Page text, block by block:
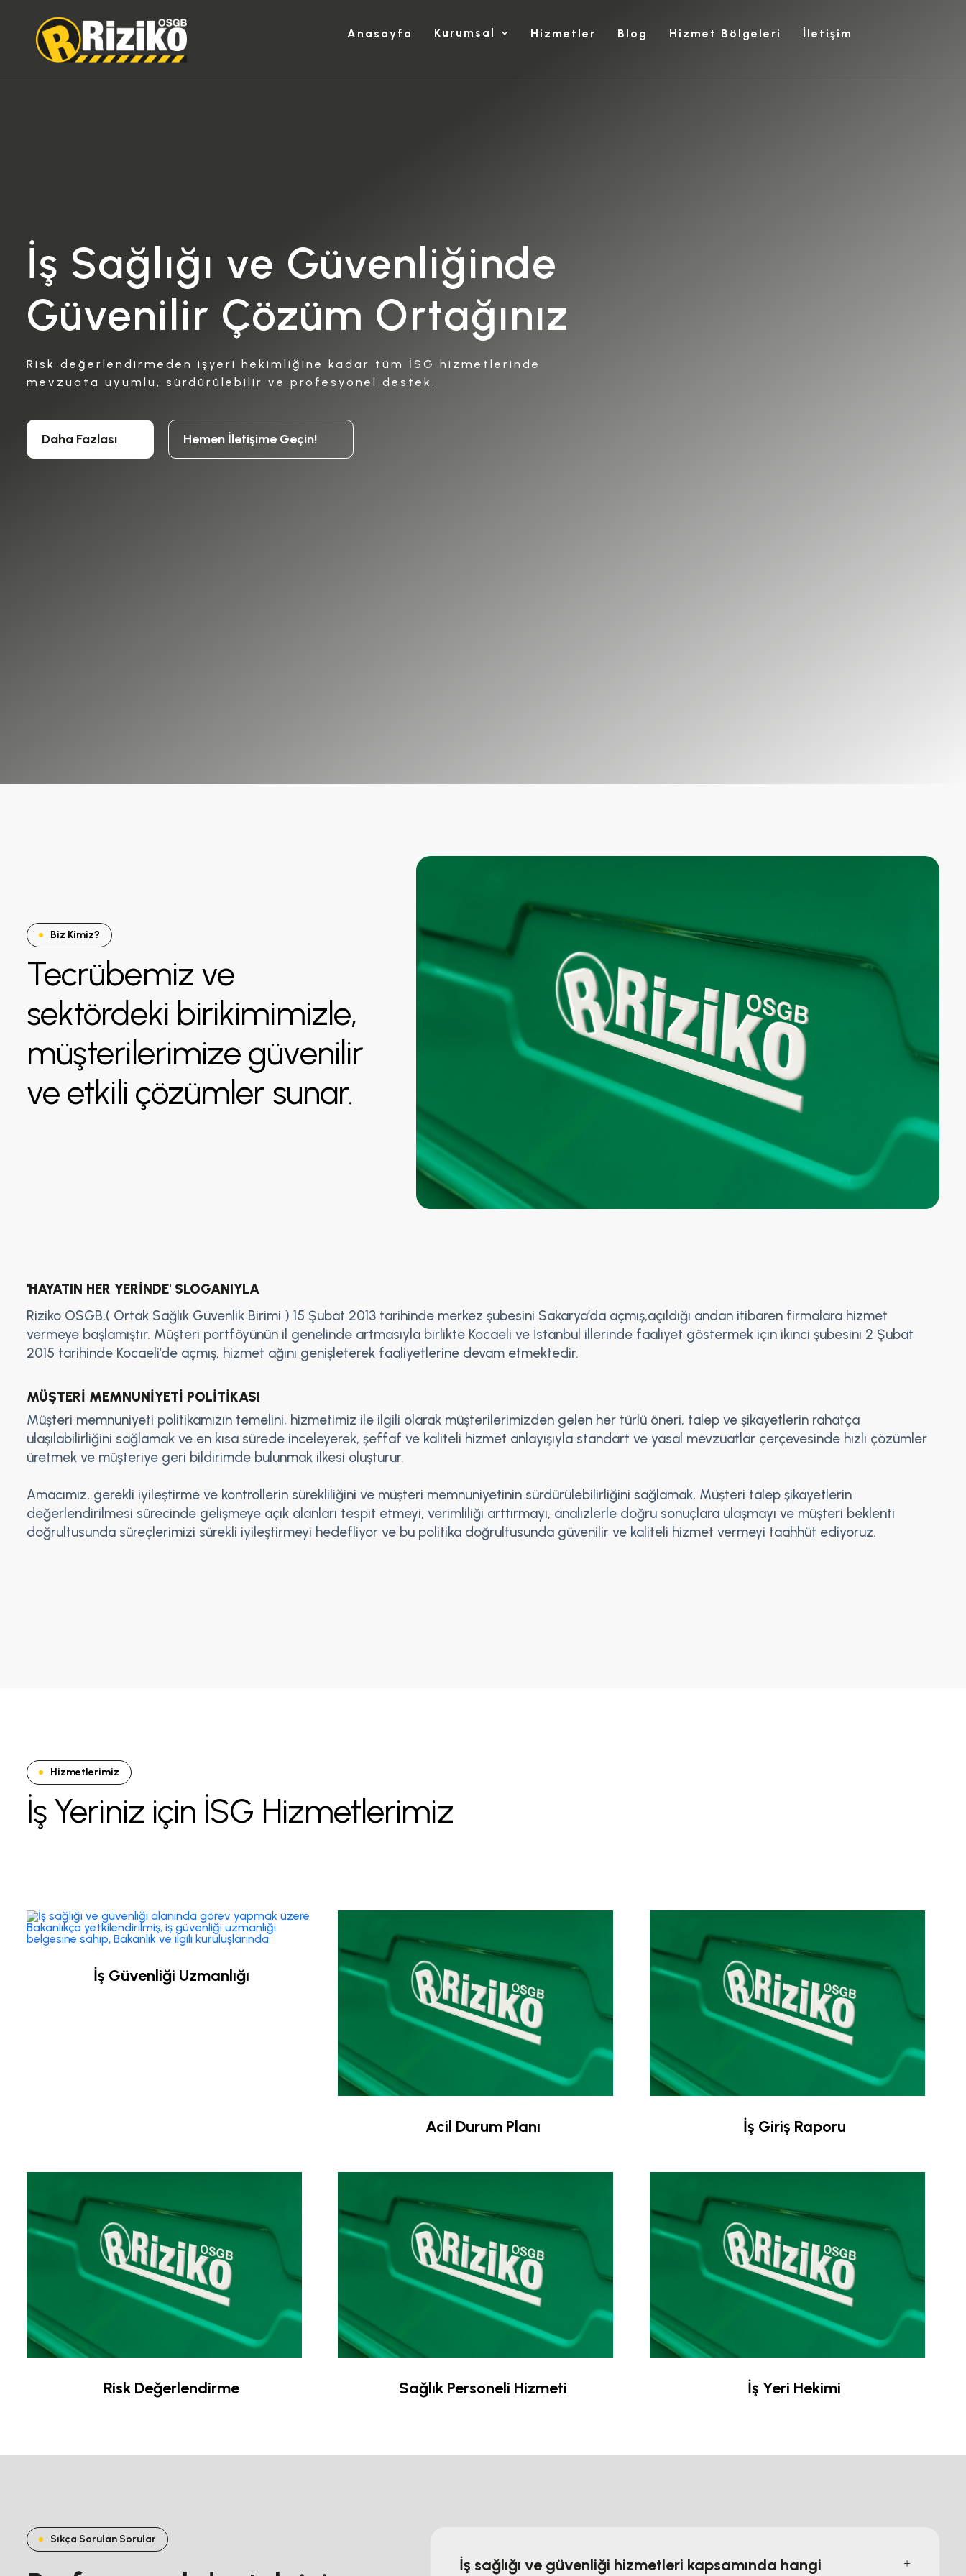
Anasayfa Kurumsal Hizmetler Blog Hizmet Bölgeleri İletişim
İş Sağlığı ve Güvenliğinde
Güvenilir Çözüm Ortağınız
Risk değerlendirmeden işyeri hekimliğine kadar tüm İSG hizmetlerinde
mevzuata uyumlu, sürdürülebilir ve profesyonel destek.
Daha Fazlası Hemen İletişime Geçin!
Biz Kimiz?
Tecrübemiz ve
sektördeki birikimimizle,
müşterilerimize güvenilir
ve etkili çözümler sunar.
'HAYATIN HER YERİNDE' SLOGANIYLA
Riziko OSGB,( Ortak Sağlık Güvenlik Birimi ) 15 Şubat 2013 tarihinde merkez şubesini Sakarya’da açmış,açıldığı andan itibaren firmalara hizmet
vermeye başlamıştır. Müşteri portföyünün il genelinde artmasıyla birlikte Kocaeli ve İstanbul illerinde faaliyet göstermek için ikinci şubesini 2 Şubat
2015 tarihinde Kocaeli’de açmış, hizmet ağını genişleterek faaliyetlerine devam etmektedir.
MÜŞTERİ MEMNUNİYETİ POLİTİKASI
Müşteri memnuniyeti politikamızın temelini, hizmetimiz ile ilgili olarak müşterilerimizden gelen her türlü öneri, talep ve şikayetlerin rahatça
ulaşılabilirliğini sağlamak ve en kısa sürede inceleyerek, şeffaf ve kaliteli hizmet anlayışıyla standart ve yasal mevzuatlar çerçevesinde hızlı çözümler
üretmek ve müşteriye geri bildirimde bulunmak ilkesi oluşturur.
Amacımız, gerekli iyileştirme ve kontrollerin sürekliliğini ve müşteri memnuniyetinin sürdürülebilirliğini sağlamak, Müşteri talep şikayetlerin
değerlendirilmesi sürecinde gelişmeye açık alanları tespit etmeyi, verimliliği arttırmayı, analizlerle doğru sonuçlara ulaşmayı ve müşteri beklenti
doğrultusunda süreçlerimizi sürekli iyileştirmeyi hedefliyor ve bu politika doğrultusunda güvenilir ve kaliteli hizmet vermeyi taahhüt ediyoruz.
Hizmetlerimiz
İş Yeriniz için İSG Hizmetlerimiz
İş Güvenliği Uzmanlığı
Acil Durum Planı İş Giriş Raporu
Risk Değerlendirme Sağlık Personeli Hizmeti İş Yeri Hekimi
Sıkça Sorulan Sorular
İş sağlığı ve güvenliği hizmetleri kapsamında hangi